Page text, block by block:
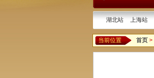
湖北站 上海站
当前位置 首页 >